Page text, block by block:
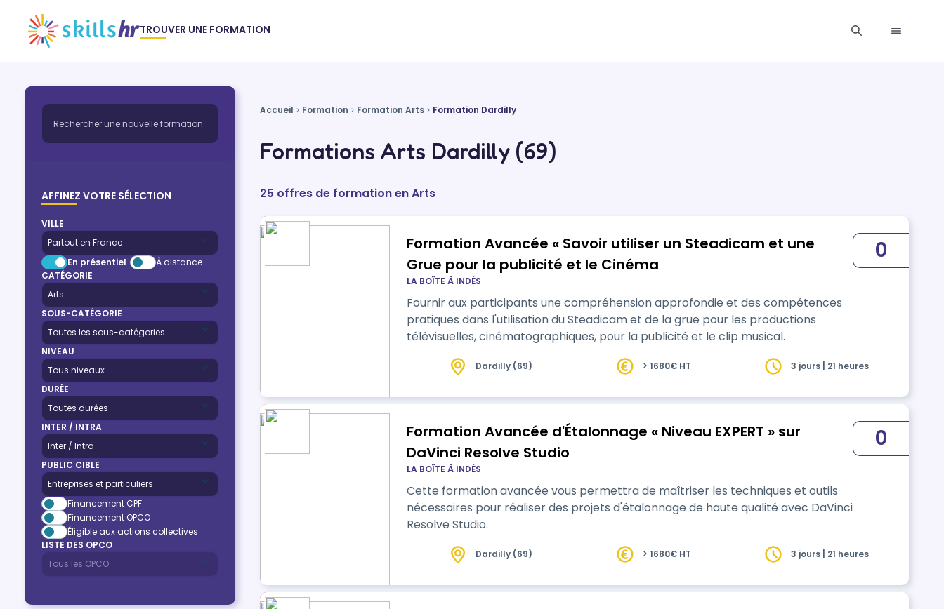
TROUVER UNE FORMATION
AFFINEZ VOTRE SÉLECTION
VILLE
En présentiel
À distance
CATÉGORIE
SOUS-CATÉGORIE
NIVEAU
DURÉE
INTER / INTRA
PUBLIC CIBLE
Financement CPF
Financement OPCO
Éligible aux actions collectives
LISTE DES OPCO
Accueil Formation Formation Arts Formation Dardilly
Formations Arts Dardilly (69)
25 offres de formation en Arts
Formation Avancée « Savoir utiliser un Steadicam et une
Grue pour la publicité et le Cinéma
LA BOÎTE À INDÉS
Fournir aux participants une compréhension approfondie et des compétences
pratiques dans l'utilisation du Steadicam et de la grue pour les productions
télévisuelles, cinématographiques, pour la publicité et le clip musical.
0
Dardilly (69) > 1680€ HT 3 jours | 21 heures
Formation Avancée d'Étalonnage « Niveau EXPERT » sur
DaVinci Resolve Studio
LA BOÎTE À INDÉS
Cette formation avancée vous permettra de maîtriser les techniques et outils
nécessaires pour réaliser des projets d'étalonnage de haute qualité avec DaVinci
Resolve Studio.
0
Dardilly (69) > 1680€ HT 3 jours | 21 heures